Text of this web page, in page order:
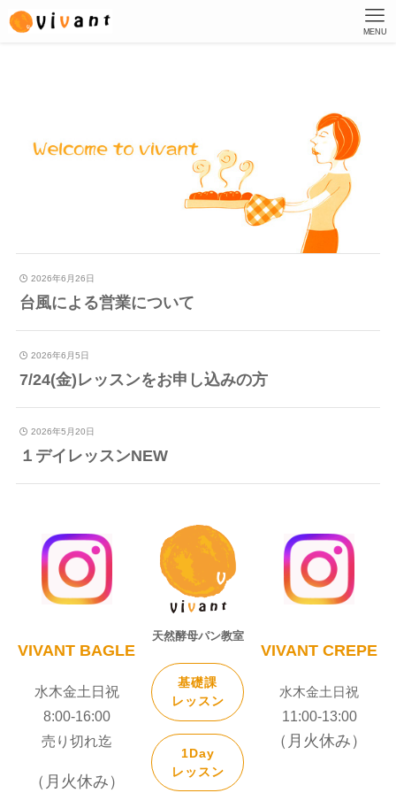
MENU
2026年6月26日
台風による営業について
2026年6月5日
7/24(金)レッスンをお申し込みの方
2026年5月20日
１デイレッスンNEW
VIVANT BAGLE
水木金土日祝
8:00-16:00
売り切れ迄
（月火休み）
天然酵母パン教室
基礎課
レッスン
1Day
レッスン
VIVANT CREPE
水木金土日祝
11:00-13:00
（月火休み）